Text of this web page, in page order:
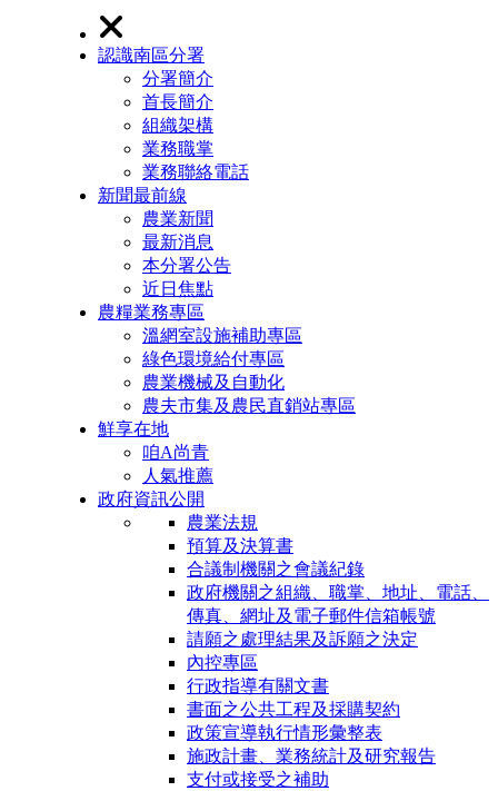
認識南區分署
分署簡介
首長簡介
組織架構
業務職掌
業務聯絡電話
新聞最前線
農業新聞
最新消息
本分署公告
近日焦點
農糧業務專區
溫網室設施補助專區
綠色環境給付專區
農業機械及自動化
農夫市集及農民直銷站專區
鮮享在地
咱A尚青
人氣推薦
政府資訊公開
農業法規
預算及決算書
合議制機關之會議紀錄
政府機關之組織、職掌、地址、電話、
傳真、網址及電子郵件信箱帳號
請願之處理結果及訴願之決定
內控專區
行政指導有關文書
書面之公共工程及採購契約
政策宣導執行情形彙整表
施政計畫、業務統計及研究報告
支付或接受之補助